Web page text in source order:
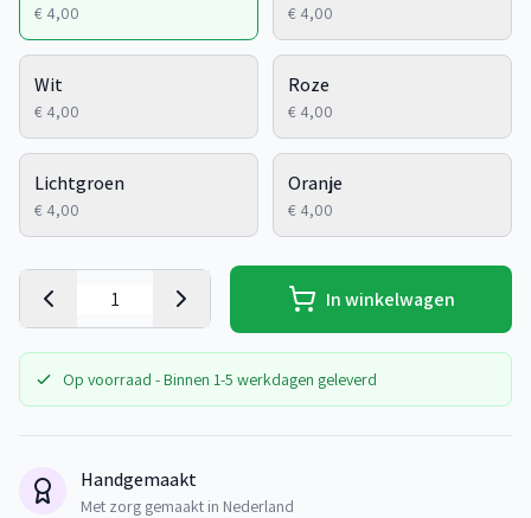
€ 4,00 € 4,00
Wit
€ 4,00
Roze
€ 4,00
Lichtgroen
€ 4,00
Oranje
€ 4,00
In winkelwagen
Op voorraad - Binnen 1-5 werkdagen geleverd
Handgemaakt
Met zorg gemaakt in Nederland